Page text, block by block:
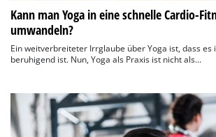
Kann man Yoga in eine schnelle Cardio-
umwandeln?
Ein weitverbreiteter Irrglaube über Yoga ist, dass
beruhigend ist. Nun, Yoga als Praxis ist nicht als...